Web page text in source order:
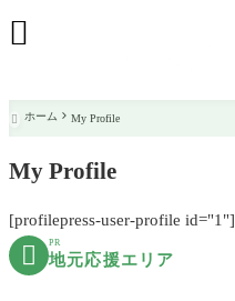

 ホーム My Profile
My Profile
[profilepress-user-profile id="1"]
 PR
地元応援エリア